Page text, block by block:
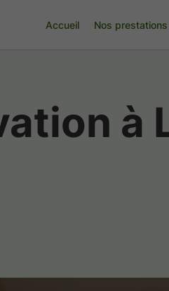
Accueil Nos prestations
à